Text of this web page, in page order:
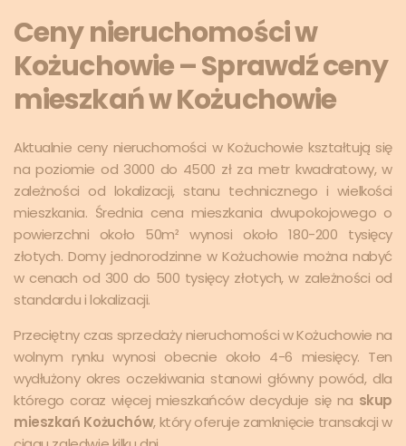
Ceny nieruchomości w
Kożuchowie – Sprawdź ceny
mieszkań w Kożuchowie
Aktualnie ceny nieruchomości w Kożuchowie kształtują się
na poziomie od 3000 do 4500 zł za metr kwadratowy, w
zależności od lokalizacji, stanu technicznego i wielkości
mieszkania. Średnia cena mieszkania dwupokojowego o
powierzchni około 50m² wynosi około 180-200 tysięcy
złotych. Domy jednorodzinne w Kożuchowie można nabyć
w cenach od 300 do 500 tysięcy złotych, w zależności od
standardu i lokalizacji.
Przeciętny czas sprzedaży nieruchomości w Kożuchowie na
wolnym rynku wynosi obecnie około 4-6 miesięcy. Ten
wydłużony okres oczekiwania stanowi główny powód, dla
którego coraz więcej mieszkańców decyduje się na skup
mieszkań Kożuchów, który oferuje zamknięcie transakcji w